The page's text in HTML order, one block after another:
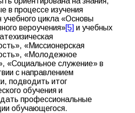
в процессе изучения
учебного цикла «Основы
вероучения»[5] и учебных
«Миссионерская
«Молодежное
«Социальное служение» в
с направлением
подводить итог
обучения и
профессиональные
обучающегося.